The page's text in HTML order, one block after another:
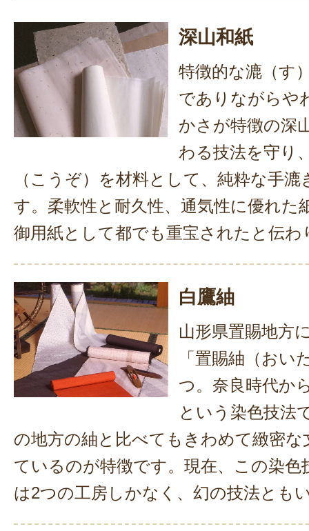
深山和紙
特徴的な漉（す
でありながらや
かさが特徴の深
わる技法を守り
（こうぞ）を材料として、純粋な手
す。柔軟性と耐久性、通気性に優れた
御用紙として都でも重宝されたと伝わ
白鷹紬
山形県置賜地方
「置賜紬（おい
つ。奈良時代か
という染色技法
の地方の紬と比べてもきわめて緻密
ているのが特徴です。現在、この染
は2つの工房しかなく、幻の技法とも